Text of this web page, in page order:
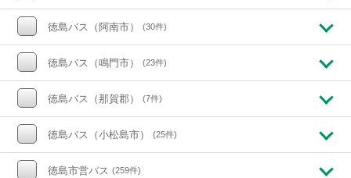
徳島バス（阿南市） (30件)
徳島バス（鳴門市） (23件)
徳島バス（那賀郡） (7件)
徳島バス（小松島市） (25件)
徳島市営バス (259件)